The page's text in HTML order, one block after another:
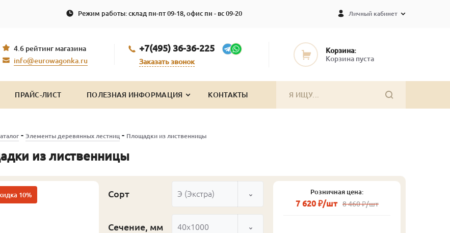
Режим работы: склад пн-пт 09-18, офис пн - вс 09-20 Личный кабинет
4.6 рейтинг магазина
info@eurowagonka.ru
+7(495) 36-36-225
Заказать звонок
Корзина:
Корзина пуста
ПРАЙС-ЛИСТ ПОЛЕЗНАЯ ИНФОРМАЦИЯ КОНТАКТЫ
- Элементы деревянных лестниц - Площадки из лиственницы
из лиственницы
10% Сорт Э (Экстра)
Сечение, мм 40x1000
Розничная цена:
7 620 ₽/шт 8 460 ₽/шт